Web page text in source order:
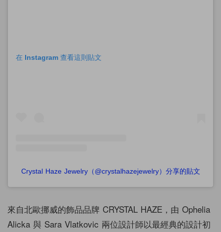
在 Instagram 查看這則貼文
Crystal Haze Jewelry（@crystalhazejewelry）分享的貼文
來自北歐挪威的飾品品牌 CRYSTAL HAZE，由 Ophelia
Alicka 與 Sara Vlatkovic 兩位設計師以最經典的設計初